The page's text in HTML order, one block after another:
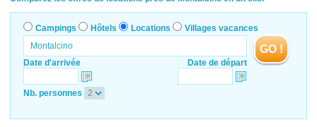
Campings Hôtels Locations Villages vacances
Date d'arrivée Date de départ
GO !
Nb. personnes